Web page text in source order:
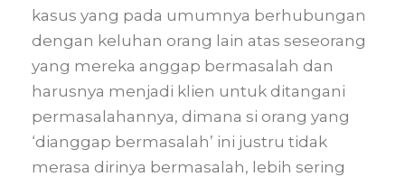
kasus yang pada umumnya berhubungan
dengan keluhan orang lain atas seseorang
yang mereka anggap bermasalah dan
harusnya menjadi klien untuk ditangani
permasalahannya, dimana si orang yang
‘dianggap bermasalah’ ini justru tidak
merasa dirinya bermasalah, lebih sering